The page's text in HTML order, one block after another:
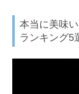
本当に美味
ランキング5